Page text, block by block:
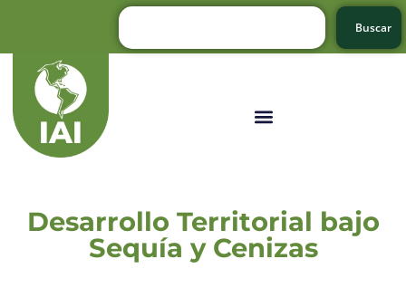
Buscar
Desarrollo Territorial bajo
Sequía y Cenizas